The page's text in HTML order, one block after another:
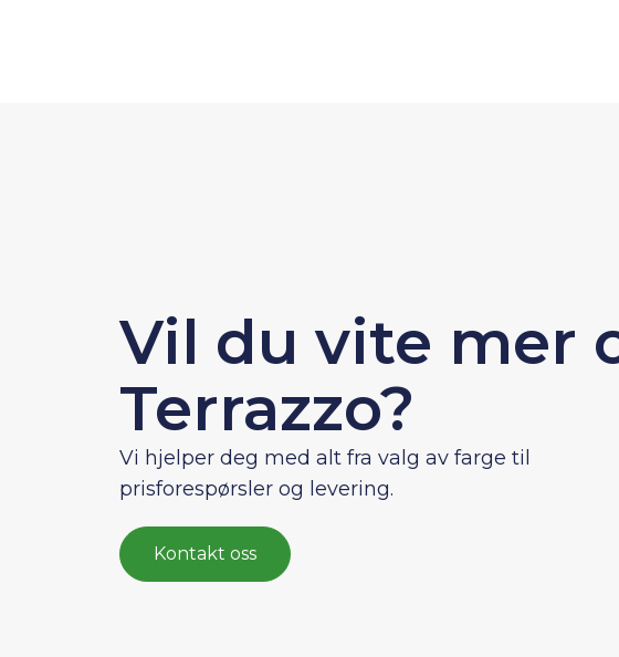
Vil du vite mer
Terrazzo?
Vi hjelper deg med alt fra valg av farge til
prisforespørsler og levering.
Kontakt oss